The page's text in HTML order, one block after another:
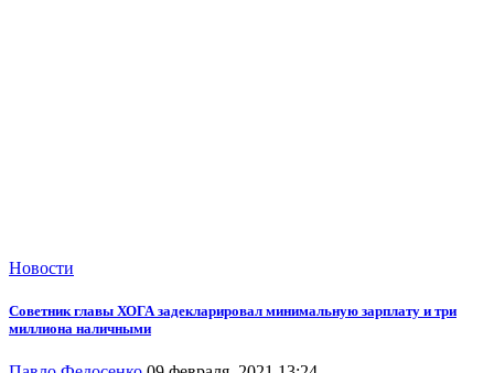
Новости
Советник главы ХОГА задекларировал минимальную зарплату и три
миллиона наличными